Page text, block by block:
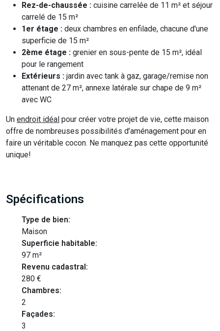
Rez-de-chaussée : cuisine carrelée de 11 m² et séjour
carrelé de 15 m²
1er étage : deux chambres en enfilade, chacune d'une
superficie de 15 m²
2ème étage : grenier en sous-pente de 15 m², idéal
pour le rangement
Extérieurs : jardin avec tank à gaz, garage/remise non
attenant de 27 m², annexe latérale sur chape de 9 m²
avec WC
Un endroit idéal pour créer votre projet de vie, cette maison
offre de nombreuses possibilités d’aménagement pour en
faire un véritable cocon. Ne manquez pas cette opportunité
unique!
Spécifications
Type de bien:
Maison
Superficie habitable:
97 m²
Revenu cadastral:
280 €
Chambres:
2
Façades:
3